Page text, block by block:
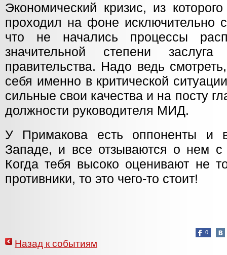
Экономический кризис, из
проходил на фоне исключительно
что не начались процессы
значительной степени
правительства. Надо ведь
себя именно в критической
сильные свои качества и на посту
должности руководителя МИД.
У Примакова есть оппоненты и
Западе, и все отзываются о нем с
Когда тебя высоко оценивают не
противники, то это чего-то стоит!
0
Назад к событиям